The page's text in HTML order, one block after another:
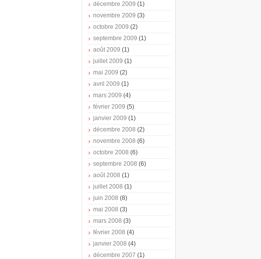
décembre 2009 (1)
novembre 2009 (3)
octobre 2009 (2)
septembre 2009 (1)
août 2009 (1)
juillet 2009 (1)
mai 2009 (2)
avril 2009 (1)
mars 2009 (4)
février 2009 (5)
janvier 2009 (1)
décembre 2008 (2)
novembre 2008 (6)
octobre 2008 (6)
septembre 2008 (6)
août 2008 (1)
juillet 2008 (1)
juin 2008 (8)
mai 2008 (3)
mars 2008 (3)
février 2008 (4)
janvier 2008 (4)
décembre 2007 (1)